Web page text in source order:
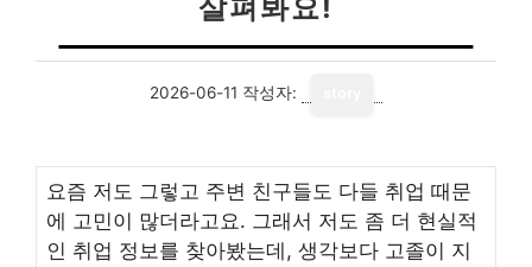
살펴봐요!
2026-06-11 작성자:
요즘 저도 그렇고 주변 친구들도 다들 취업 때문
에 고민이 많더라고요. 그래서 저도 좀 더 현실적
인 취업 정보를 찾아봤는데, 생각보다 고졸이 지